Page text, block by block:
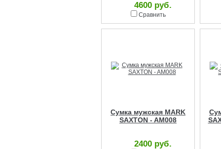
4600 руб.
Сравнить
Сумка мужская MARK
SAXTON - AM008
2400 руб.